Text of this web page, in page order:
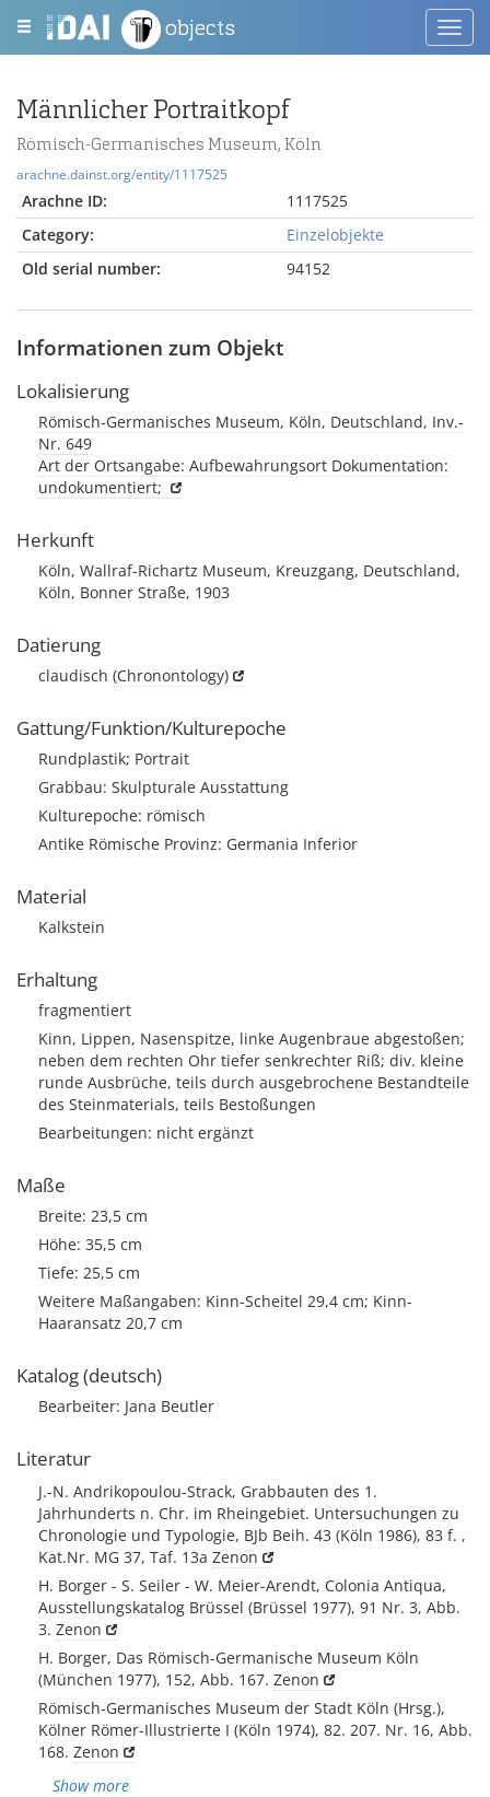
objects
Männlicher Portraitkopf
Römisch-Germanisches Museum, Köln
arachne.dainst.org/entity/1117525
Arachne ID:
1117525
Category:
Einzelobjekte
Old serial number:
94152
Informationen zum Objekt
Lokalisierung
Römisch-Germanisches Museum, Köln, Deutschland, Inv.-
Nr. 649
Art der Ortsangabe: Aufbewahrungsort Dokumentation:
undokumentiert;
Herkunft
Köln, Wallraf-Richartz Museum, Kreuzgang, Deutschland,
Köln, Bonner Straße, 1903
Datierung
claudisch (Chronontology)
Gattung/Funktion/Kulturepoche
Rundplastik; Portrait
Grabbau: Skulpturale Ausstattung
Kulturepoche: römisch
Antike Römische Provinz: Germania Inferior
Material
Kalkstein
Erhaltung
fragmentiert
Kinn, Lippen, Nasenspitze, linke Augenbraue abgestoßen;
neben dem rechten Ohr tiefer senkrechter Riß; div. kleine
runde Ausbrüche, teils durch ausgebrochene Bestandteile
des Steinmaterials, teils Bestoßungen
Bearbeitungen: nicht ergänzt
Maße
Breite: 23,5 cm
Höhe: 35,5 cm
Tiefe: 25,5 cm
Weitere Maßangaben: Kinn-Scheitel 29,4 cm; Kinn-
Haaransatz 20,7 cm
Katalog (deutsch)
Bearbeiter: Jana Beutler
Literatur
J.-N. Andrikopoulou-Strack, Grabbauten des 1.
Jahrhunderts n. Chr. im Rheingebiet. Untersuchungen zu
Chronologie und Typologie, BJb Beih. 43 (Köln 1986), 83 f. ,
Kat.Nr. MG 37, Taf. 13a Zenon
H. Borger - S. Seiler - W. Meier-Arendt, Colonia Antiqua,
Ausstellungskatalog Brüssel (Brüssel 1977), 91 Nr. 3, Abb.
3. Zenon
H. Borger, Das Römisch-Germanische Museum Köln
(München 1977), 152, Abb. 167. Zenon
Römisch-Germanisches Museum der Stadt Köln (Hrsg.),
Kölner Römer-Illustrierte I (Köln 1974), 82. 207. Nr. 16, Abb.
168. Zenon
Show more